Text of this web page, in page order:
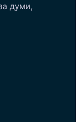
думи,